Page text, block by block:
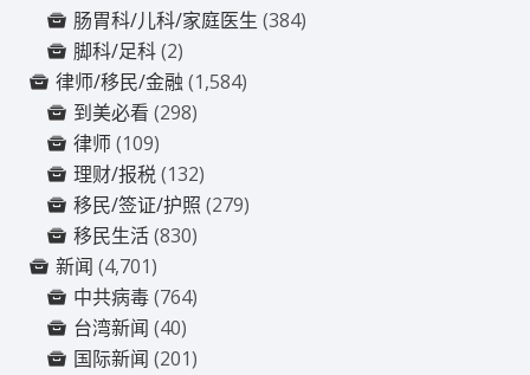
肠胃科/儿科/家庭医生 (384)
脚科/足科(2)
律师/移民/金融 (1,584)
到美必看 (298)
律师(109)
理财/报税(132)
移民/签证/护照 (279)
移民生活(830)
新闻 (4,701)
中共病毒(764)
台湾新闻 (40)
国际新闻 (201)